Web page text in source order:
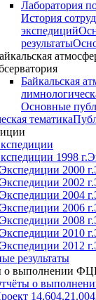
Лаборатория
История
экспедиций
результаты
Байкальская
Основные
тематика
1998 г.
Экспедиции 2000 г.
Экспедиции 2002 г.
Экспедиции 2004 г.
Экспедиции 2006 г.
Экспедиции 2008 г.
Экспедиции 2010 г.
Экспедиции 2012 г.
результаты
о выполнении
о